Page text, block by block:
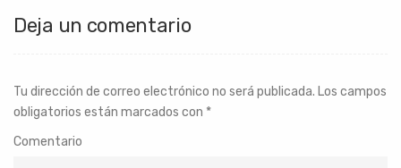
Deja un comentario
Tu dirección de correo electrónico no será publicada. Los campos
obligatorios están marcados con *
Comentario